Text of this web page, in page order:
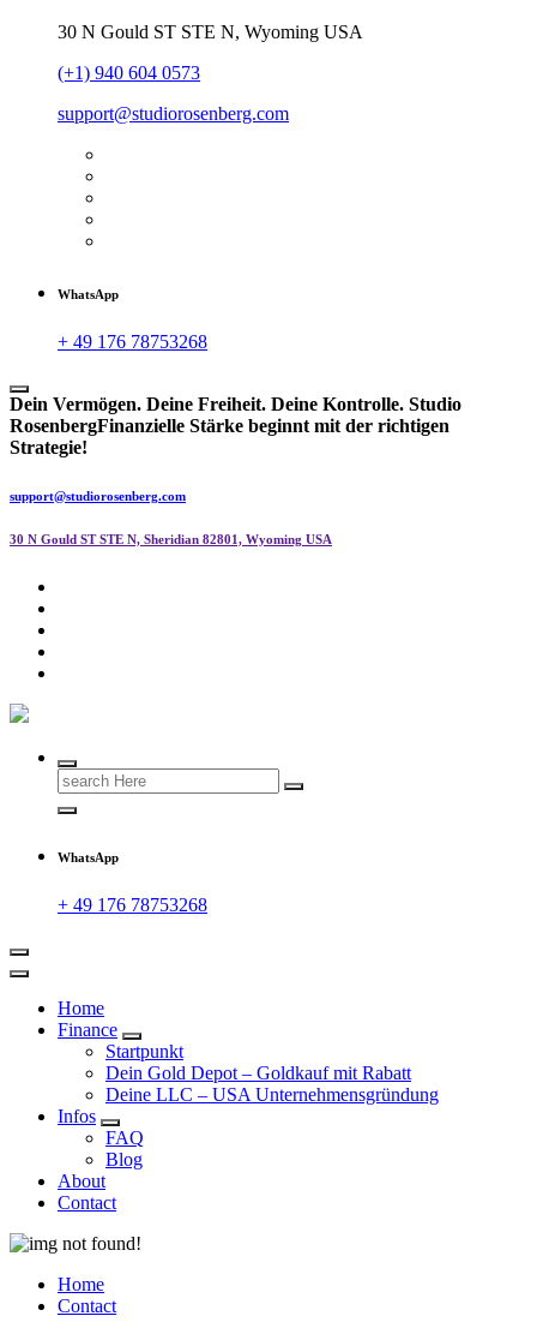
30 N Gould ST STE N, Wyoming USA
(+1) 940 604 0573
support@studiorosenberg.com
WhatsApp
+ 49 176 78753268
Dein Vermögen. Deine Freiheit. Deine Kontrolle. Studio
RosenbergFinanzielle Stärke beginnt mit der richtigen
Strategie!
support@studiorosenberg.com
30 N Gould ST STE N, Sheridian 82801, Wyoming USA
Search
for:
WhatsApp
+ 49 176 78753268
Home
Finance
Startpunkt
Dein Gold Depot – Goldkauf mit Rabatt
Deine LLC – USA Unternehmensgründung
Infos
FAQ
Blog
About
Contact
Home
Contact